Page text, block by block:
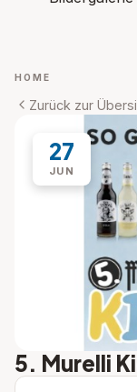
HOME
Zurück zur
27
JUN
5. Murelli